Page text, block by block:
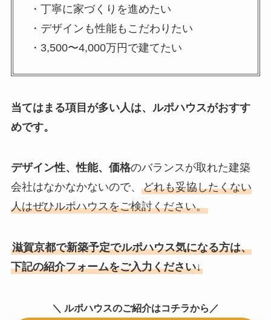
・丁寧に家づくりを進めたい
・デザインも性能もこだわりたい
・3,500〜4,000万円で建てたい
当てはまる項目が多い人は、ルポハウスがおすす
めです。
デザイン性、性能、価格のバランスが取れた建築
会社はなかなかないので、 どれも妥協したくない
人はぜひルポハウスをご検討ください。
滋賀京都で新築予定でルポハウス気になる方は、
下記の紹介フォームをご入力ください↓
＼ ルポハウスのご紹介はコチラから／